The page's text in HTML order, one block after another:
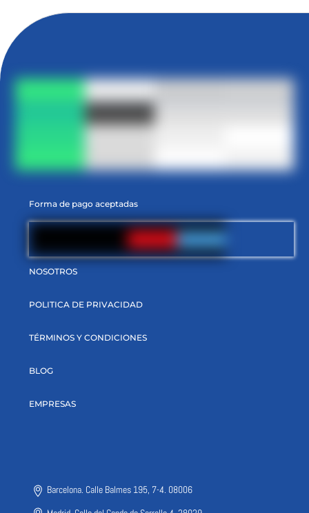
Forma de pago aceptadas
NOSOTROS
POLITICA DE PRIVACIDAD
TÉRMINOS Y CONDICIONES
BLOG
EMPRESAS
Barcelona. Calle Balmes 195, 7-4. 08006